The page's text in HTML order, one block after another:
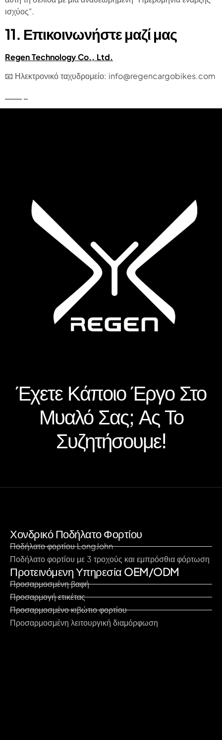
ισχύος".
11. Επικοινωνήστε μαζί μας
Regen Technology Co., Ltd.
📧 Ηλεκτρονικό ταχυδρομείο: info@regencargobikes.com
Έχετε Κάποιο Έργο Στο
Μυαλό Σας; Ας Το
Συζητήσουμε!
Χονδρικό Ποδήλατο Φορτίου
Ποδήλατο φορτίου LongJohn
Ποδήλατο φορτίου με 3 τροχούς και εμπρόσθια φόρτωση
Προτεινόμενη Υπηρεσία OEM/ODM
Προσαρμοσμένη βαφή
Προσαρμογή ετικέτας
Προσαρμοσμένο κιβώτιο φορτίου
Προσαρμοσμένη λειτουργική διαμόρφωση